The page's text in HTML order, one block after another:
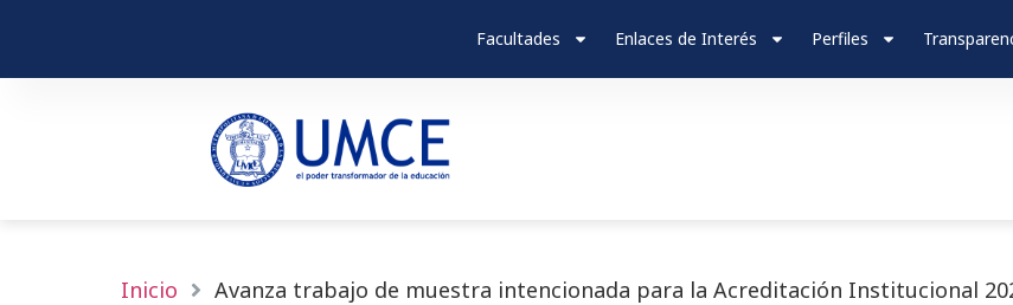
Facultades Enlaces de Interés Perfiles
Inicio Avanza trabajo de muestra intencionada para la Acreditación Institucional